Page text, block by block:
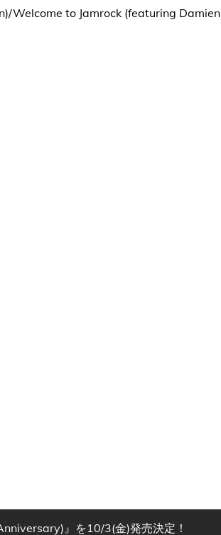
Welcome to Jamrock (featuring Damien
』を10/3(金)発売決定！